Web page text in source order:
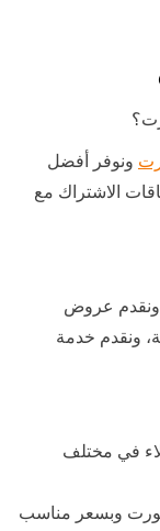
ونوفر أفضل
الاشتراك مع
ونقدم عروض
ونقدم خدمة
في مختلف
وبسعر مناسب